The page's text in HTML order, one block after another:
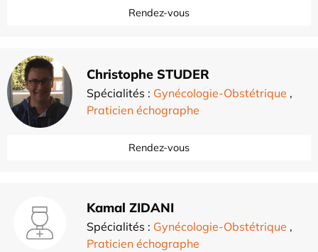
Rendez-vous
Christophe STUDER
Spécialités : Gynécologie-Obstétrique ,
Praticien échographe
Rendez-vous
Kamal ZIDANI
Spécialités : Gynécologie-Obstétrique ,
Praticien échographe